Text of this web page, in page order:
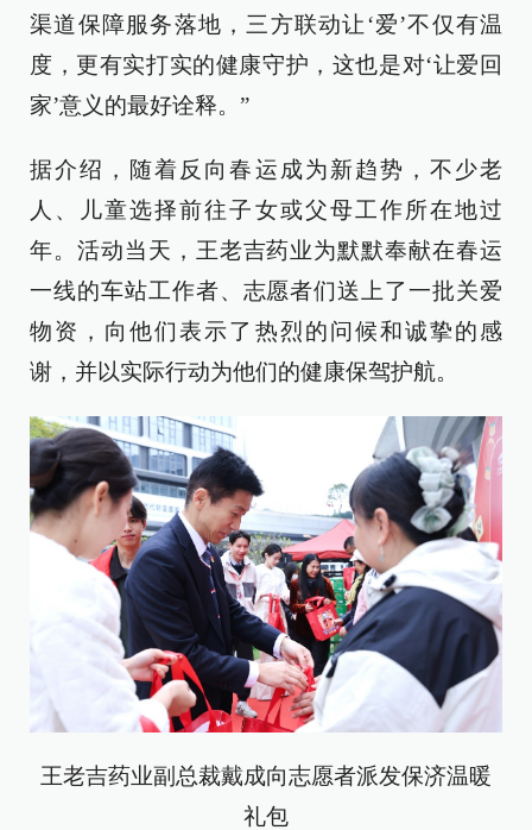
渠道保障服务落地，三方联动让‘爱’不仅有温
度，更有实打实的健康守护，这也是对‘让爱回
家’意义的最好诠释。”
据介绍，随着反向春运成为新趋势，不少老
人、儿童选择前往子女或父母工作所在地过
年。活动当天，王老吉药业为默默奉献在春运
一线的车站工作者、志愿者们送上了一批关爱
物资，向他们表示了热烈的问候和诚挚的感
谢，并以实际行动为他们的健康保驾护航。
王老吉药业副总裁戴成向志愿者派发保济温暖
礼包